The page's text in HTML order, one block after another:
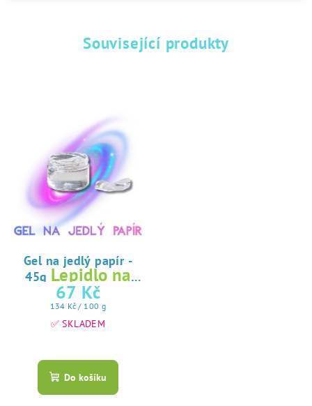
Související produkty
Gel na jedlý papír -
45g Lepidlo na
jedlý papír
67 Kč
Měrná
cena:
134 Kč / 100 g
✅ SKLADEM
hodnocení
produktu
Do košíku